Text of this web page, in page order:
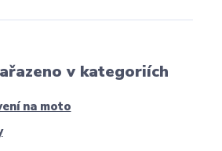
v kategoriích
na moto